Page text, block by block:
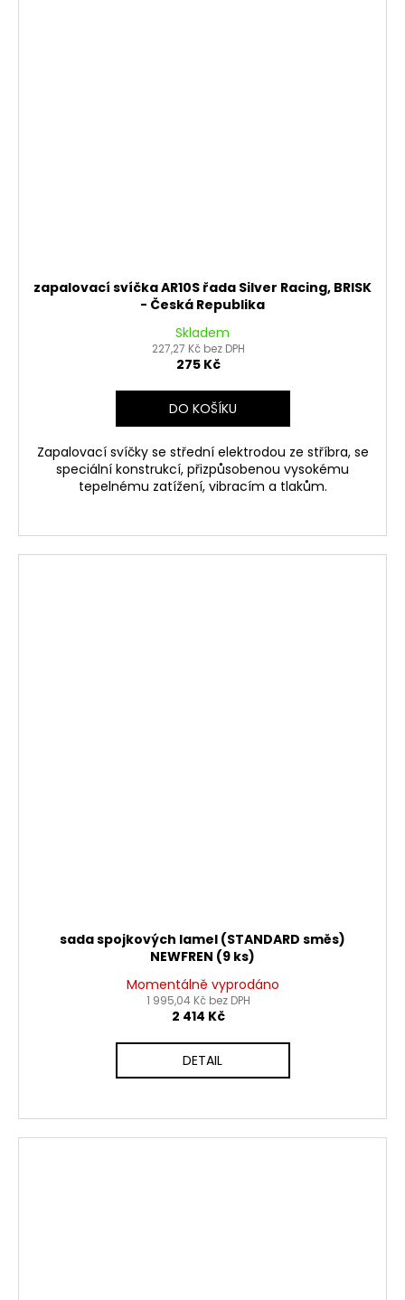
zapalovací svíčka AR10S řada Silver Racing, BRISK
- Česká Republika
Skladem
227,27 Kč bez DPH
275 Kč
DO KOŠÍKU
Zapalovací svíčky se střední elektrodou ze stříbra, se
speciální konstrukcí, přizpůsobenou vysokému
tepelnému zatížení, vibracím a tlakům.
sada spojkových lamel (STANDARD směs)
NEWFREN (9 ks)
Momentálně vyprodáno
1 995,04 Kč bez DPH
2 414 Kč
DETAIL